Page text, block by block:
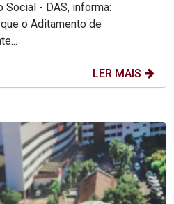
Social - DAS, informa:
LER MAIS